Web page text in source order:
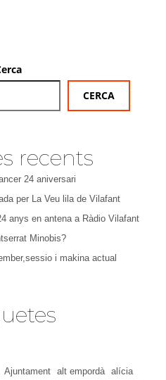
CERCA
recents
24 aniversari
per La Veu lila de Vilafant
anys en antena a Ràdio Vilafant
Minobis?
i makina actual
Ajuntament alt empordà
alícia